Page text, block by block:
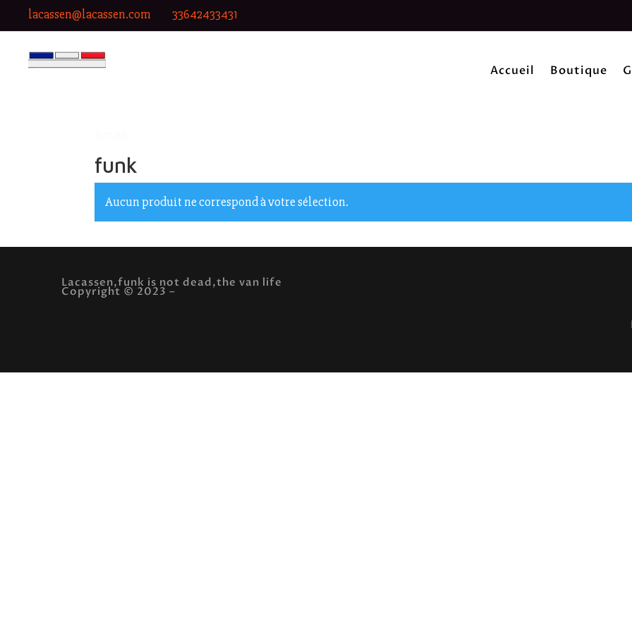
lacassen@lacassen.com 33642433431
Accueil Boutique
funk
Aucun produit ne correspond à votre sélection.
Lacassen,funk is not dead,the van life
Copyright © 2023 –